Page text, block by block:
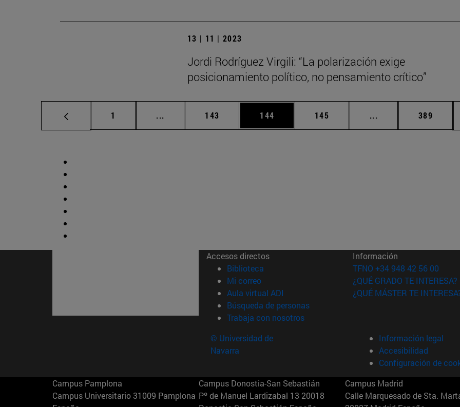
13 | 11 | 2023
Jordi Rodríguez Virgili: “La polarización exige
posicionamiento político, no pensamiento crítico”
Página
1 ... Páginas intermedias Use TAB para desplazarse.
Página
143 Página
144 Página
145 ... Páginas Página
389
Accesos directos
Biblioteca (abre en nueva ventana)
Mi correo(abre en nueva ventana)
Aula virtual ADI (abre en nueva ventana)
Búsqueda de personas(abre en nueva ventana)
Trabaja con nosotros(abre en nueva ventana)
Información
TFNO +34 948 42 56 00
¿QUÉ GRADO TE INTERESA?
¿QUÉ MÁSTER TE
© Universidad de
Navarra
Información legal
Accesibilidad
Configuración de
Campus Pamplona
Campus Universitario 31009 Pamplona
Campus Donostia-San Sebastián
Pº de Manuel Lardizabal 13 20018
Campus Madrid
Calle Marquesado de Sta.